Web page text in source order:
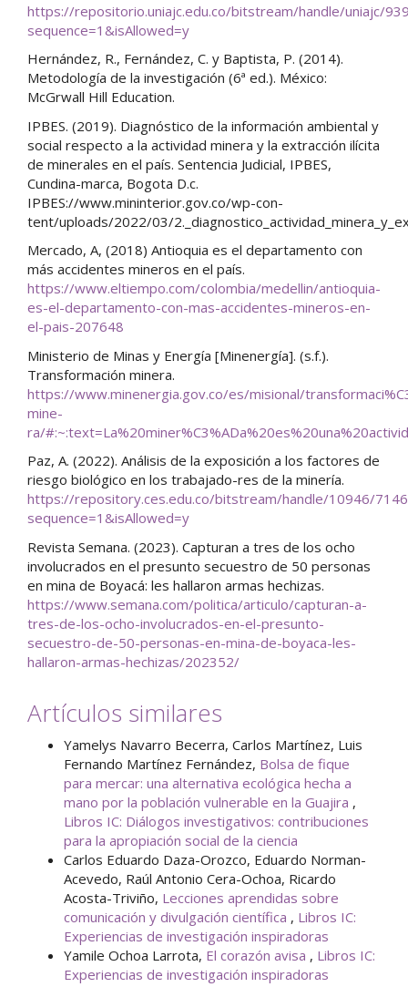
https://repositorio.uniajc.edu.co/bitstream/handle/uniajc/
sequence=1&isAllowed=y
Hernández, R., Fernández, C. y Baptista, P. (2014).
Metodología de la investigación (6ª ed.). México:
McGrwall Hill Education.
IPBES. (2019). Diagnóstico de la información ambiental y
social respecto a la actividad minera y la extracción ilícita
de minerales en el país. Sentencia Judicial, IPBES,
Cundina-marca, Bogota D.c.
IPBES://www.mininterior.gov.co/wp-con-
tent/uploads/2022/03/
Mercado, A, (2018) Antioquia es el departamento con
más accidentes mineros en el país.
https://www.eltiempo.com/colombia/medellin/antioquia-
es-el-departamento-con-mas-accidentes-mineros-en-
el-pais-207648
Ministerio de Minas y Energía [Minenergía]. (s.f.).
Transformación minera.
https://www.minenergia.gov.co/es/misional/
mine-
ra/
Paz, A. (2022). Análisis de la exposición a los factores de
riesgo biológico en los trabajado-res de la minería.
https://repository.ces.edu.co/bitstream/handle/10946/7146/
sequence=1&isAllowed=y
Revista Semana. (2023). Capturan a tres de los ocho
involucrados en el presunto secuestro de 50 personas
en mina de Boyacá: les hallaron armas hechizas.
https://www.semana.com/politica/articulo/capturan-a-
tres-de-los-ocho-involucrados-en-el-presunto-
secuestro-de-50-personas-en-mina-de-boyaca-les-
hallaron-armas-hechizas/202352/
Artículos similares
Yamelys Navarro Becerra, Carlos Martínez, Luis
Fernando Martínez Fernández, Bolsa de fique
para mercar: una alternativa ecológica hecha a
mano por la población vulnerable en la Guajira ,
Libros IC: Diálogos investigativos: contribuciones
para la apropiación social de la ciencia
Carlos Eduardo Daza-Orozco, Eduardo Norman-
Acevedo, Raúl Antonio Cera-Ochoa, Ricardo
Acosta-Triviño, Lecciones aprendidas sobre
comunicación y divulgación científica , Libros IC:
Experiencias de investigación inspiradoras
Yamile Ochoa Larrota, El corazón avisa , Libros IC:
Experiencias de investigación inspiradoras